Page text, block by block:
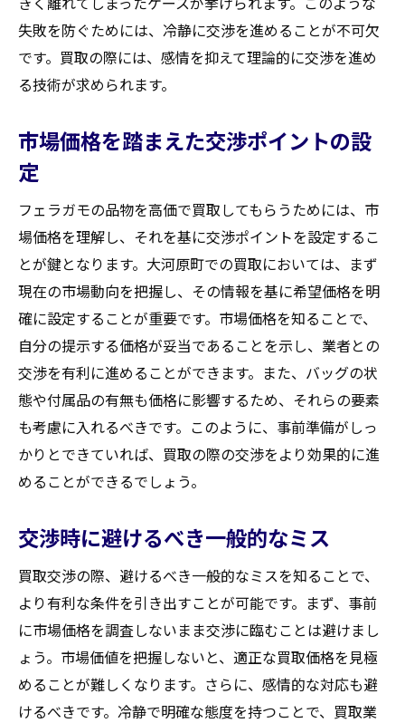
失敗を防ぐためには、冷静に交渉を進めることが不可欠
です。買取の際には、感情を抑えて理論的に交渉を進め
る技術が求められます。
市場価格を踏まえた交渉ポイントの設
定
フェラガモの品物を高価で買取してもらうためには、市
場価格を理解し、それを基に交渉ポイントを設定するこ
とが鍵となります。大河原町での買取においては、まず
現在の市場動向を把握し、その情報を基に希望価格を明
確に設定することが重要です。市場価格を知ることで、
自分の提示する価格が妥当であることを示し、業者との
交渉を有利に進めることができます。また、バッグの状
態や付属品の有無も価格に影響するため、それらの要素
も考慮に入れるべきです。このように、事前準備がしっ
かりとできていれば、買取の際の交渉をより効果的に進
めることができるでしょう。
交渉時に避けるべき一般的なミス
買取交渉の際、避けるべき一般的なミスを知ることで、
より有利な条件を引き出すことが可能です。まず、事前
に市場価格を調査しないまま交渉に臨むことは避けまし
ょう。市場価値を把握しないと、適正な買取価格を見極
めることが難しくなります。さらに、感情的な対応も避
けるべきです。冷静で明確な態度を持つことで、買取業